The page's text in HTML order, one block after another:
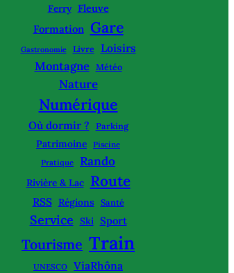
Ferry Fleuve
Formation Gare
Gastronomie Livre Loisirs
Montagne Météo
Nature
Numérique
Où dormir ? Parking
Patrimoine
Piscine
Pratique
Rando
Rivière & Lac Route
RSS Régions Santé
Service Ski Sport
Tourisme Train
UNESCO ViaRhôna